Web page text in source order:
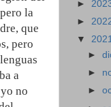
la
que
pero
a
no
►
►
▼
►
►
►